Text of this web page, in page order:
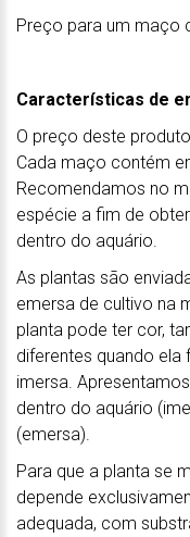
Preço para um maço
Características de
O preço deste
Cada maço contém
Recomendamos no
espécie a fim de
dentro do aquário.
As plantas são
emersa de cultivo na
planta pode ter cor,
diferentes quando ela
imersa.
dentro do aquário
(emersa).
Para que a planta se
depende
adequada, com